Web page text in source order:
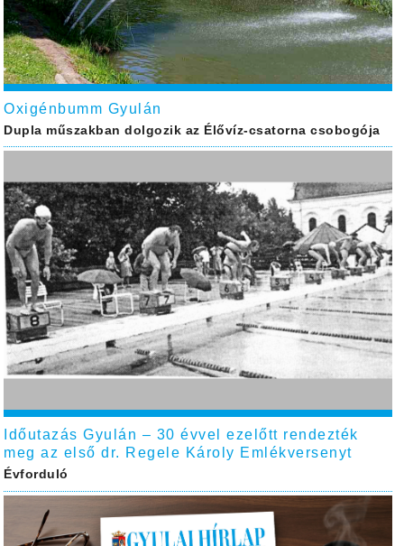
Oxigénbumm Gyulán
Dupla műszakban dolgozik az Élővíz-csatorna csobogója
Időutazás Gyulán – 30 évvel ezelőtt rendezték
meg az első dr. Regele Károly Emlékversenyt
Évforduló